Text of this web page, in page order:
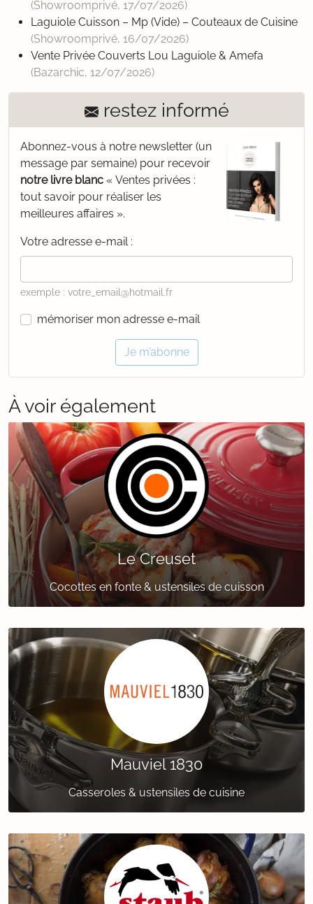
(Showroomprivé, 17/07/2026)
Laguiole Cuisson – Mp (Vide) – Couteaux de Cuisine
(Showroomprivé, 16/07/2026)
Vente Privée Couverts Lou Laguiole & Amefa
(Bazarchic, 12/07/2026)
restez informé
Abonnez-vous à notre newsletter (un
message par semaine) pour recevoir
notre livre blanc « Ventes privées :
tout savoir pour réaliser les
meilleures affaires ».
Votre adresse e-mail :
exemple : votre_email@hotmail.fr
mémoriser mon adresse e-mail
Je m’abonne
À voir également
Le Creuset
Cocottes en fonte & ustensiles de cuisson
Mauviel 1830
Casseroles & ustensiles de cuisine